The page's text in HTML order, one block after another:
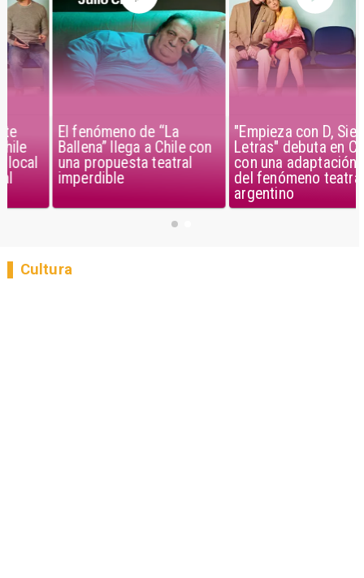
El fenómeno de “La
Ballena” llega a Chile con
una propuesta teatral
imperdible
"Empieza con D, Siete
Letras" debuta en Chile
con una adaptación local
del fenómeno teatral
argentino
Cultura